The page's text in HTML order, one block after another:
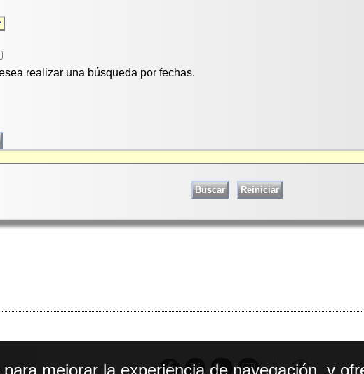
realizar una búsqueda por fechas.
mejorar la experiencia de navegación, y